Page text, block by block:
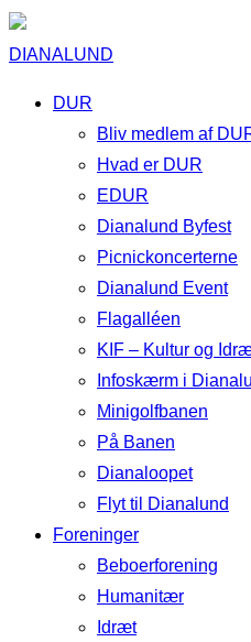
DIANALUND
DUR
Bliv medlem af
Hvad er DUR
EDUR
Dianalund Byfest
Picnickoncerterne
Dianalund Event
Flagalléen
KIF – Kultur og
Infoskærm i
Minigolfbanen
På Banen
Dianaloopet
Flyt til Dianalund
Foreninger
Beboerforening
Humanitær
Idræt